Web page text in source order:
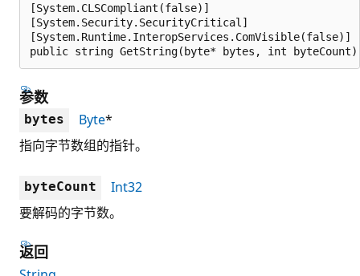
[System.CLSCompliant(false)]
[System.Security.SecurityCritical]
[System.Runtime.InteropServices.ComVisible(false)]
public string GetString(byte* bytes, int
参数
bytes Byte*
指向字节数组的指针。
byteCount
Int32
要解码的字节数。
返回